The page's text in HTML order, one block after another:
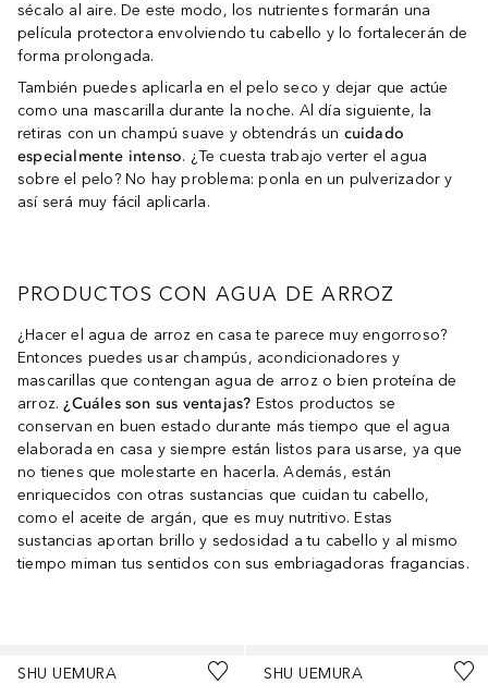
sécalo al aire. De este modo, los nutrientes formarán una
película protectora envolviendo tu cabello y lo fortalecerán de
forma prolongada.
También puedes aplicarla en el pelo seco y dejar que actúe
como una mascarilla durante la noche. Al día siguiente, la
retiras con un champú suave y obtendrás un cuidado
especialmente intenso. ¿Te cuesta trabajo verter el agua
sobre el pelo? No hay problema: ponla en un pulverizador y
así será muy fácil aplicarla.
PRODUCTOS CON AGUA DE ARROZ
¿Hacer el agua de arroz en casa te parece muy engorroso?
Entonces puedes usar champús, acondicionadores y
mascarillas que contengan agua de arroz o bien proteína de
arroz.¿Cuáles son sus ventajas? Estos productos se
conservan en buen estado durante más tiempo que el agua
elaborada en casa y siempre están listos para usarse, ya que
no tienes que molestarte en hacerla. Además, están
enriquecidos con otras sustancias que cuidan tu cabello,
como el aceite de argán, que es muy nutritivo. Estas
sustancias aportan brillo y sedosidad a tu cabello y al mismo
tiempo miman tus sentidos con sus embriagadoras fragancias.
SHU UEMURA
SHU UEMURA